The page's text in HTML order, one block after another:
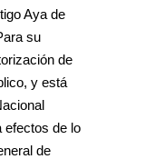
Aya de
su
de
y está
efectos de lo
de